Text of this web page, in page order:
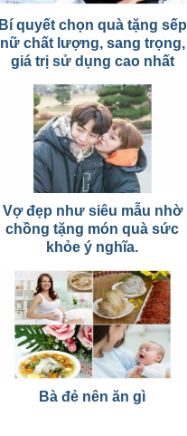
Bí quyết chọn quà tặng sếp
nữ chất lượng, sang trọng,
giá trị sử dụng cao nhất
Vợ đẹp như siêu mẫu nhờ
chồng tặng món quà sức
khỏe ý nghĩa.
Bà đẻ nên ăn gì